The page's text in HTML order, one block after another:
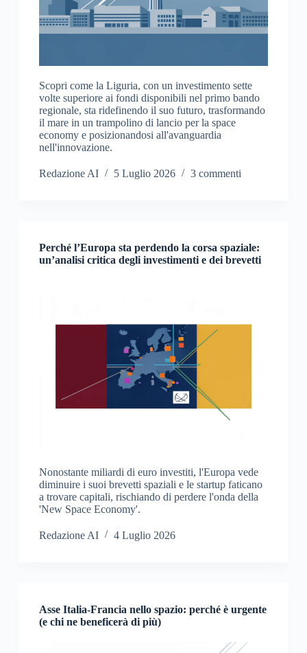
Scopri come la Liguria, con un investimento sette
volte superiore ai fondi disponibili nel primo bando
regionale, sta ridefinendo il suo futuro, trasformando
il mare in un trampolino di lancio per la space
economy e posizionandosi all'avanguardia
nell'innovazione.
Redazione AI 5 Luglio 2026 3 commenti
Perché l’Europa sta perdendo la corsa spaziale:
un’analisi critica degli investimenti e dei brevetti
Nonostante miliardi di euro investiti, l'Europa vede
diminuire i suoi brevetti spaziali e le startup faticano
a trovare capitali, rischiando di perdere l'onda della
'New Space Economy'.
Redazione AI 4 Luglio 2026
Asse Italia-Francia nello spazio: perché è urgente
(e chi ne beneficerà di più)